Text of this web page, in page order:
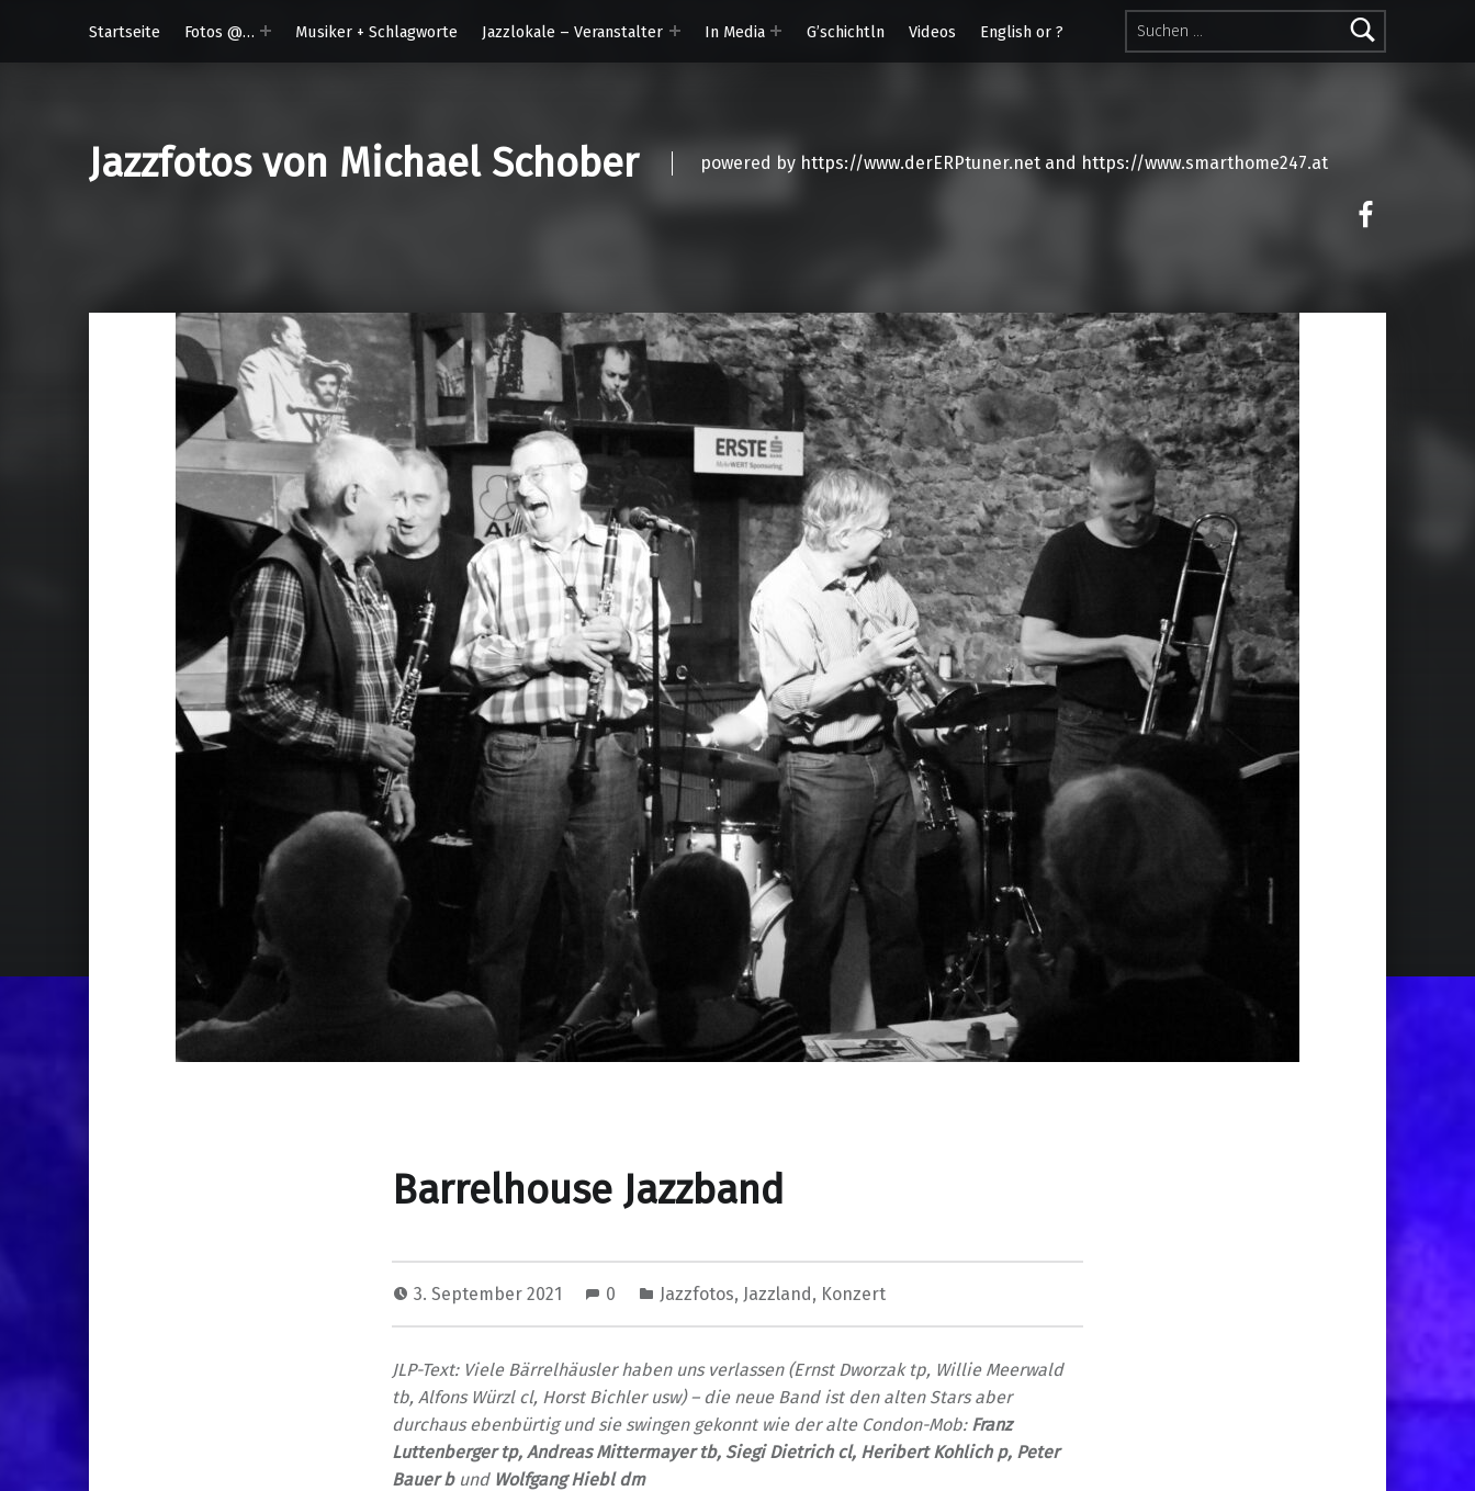
Suchen nach:
Startseite
Fotos @… Musiker + Schlagworte Jazzlokale – Veranstalter In Media G’schichtln Videos English or ?
Jazzfotos von Michael Schober powered by https://www.derERPtuner.net and https://www.smarthome247.at
Barrelhouse Jazzband
3. September 2021 0 Jazzfotos, Jazzland, Konzert
JLP-Text: Viele Bärrelhäusler haben uns verlassen (Ernst Dworzak tp, Willie Meerwald
tb, Alfons Würzl cl, Horst Bichler usw) – die neue Band ist den alten Stars aber
durchaus ebenbürtig und sie swingen gekonnt wie der alte Condon-Mob: Franz
Luttenberger tp, Andreas Mittermayertb, Siegi Dietrich cl, Heribert Kohlich p, Peter
Bauer bund Wolfgang Hiebl dm